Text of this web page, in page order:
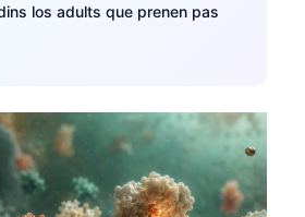
los adults que prenen pas